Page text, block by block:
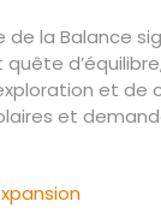
la Balance
et
et